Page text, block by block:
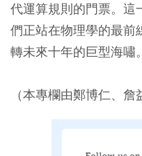
代運算規則的門票。這
們正站在物理學的最前
轉未來十年的巨型海嘯。
（本專欄由鄭博仁、詹